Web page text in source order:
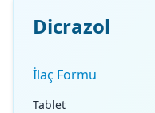
Dicrazol
İlaç Formu
Tablet